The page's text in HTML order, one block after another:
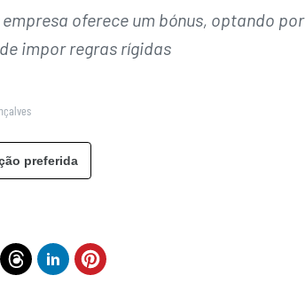
oferece um bónus, optando por
impor regras rígidas
preferida